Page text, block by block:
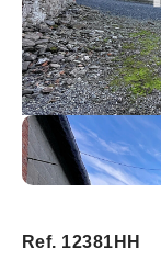
Ref. 12381HH